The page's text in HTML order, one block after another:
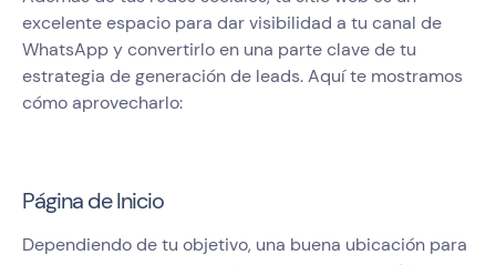
excelente espacio para dar visibilidad a tu canal de
WhatsApp y convertirlo en una parte clave de tu
estrategia de generación de leads. Aquí te mostramos
cómo aprovecharlo:
Página de Inicio
Dependiendo de tu objetivo, una buena ubicación para